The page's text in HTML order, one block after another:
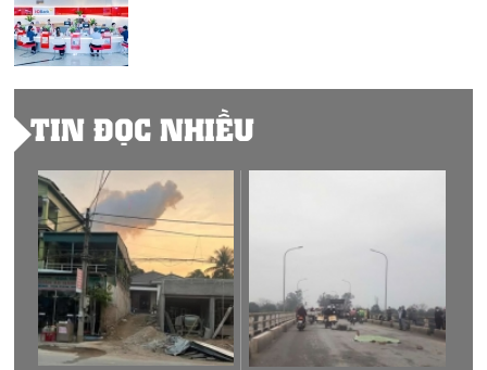
TIN ĐỌC NHIỀU